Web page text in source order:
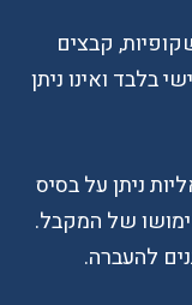
קבצים
בלבד ואינו ניתן
ניתן על בסיס
של המקבל.
להעברה.